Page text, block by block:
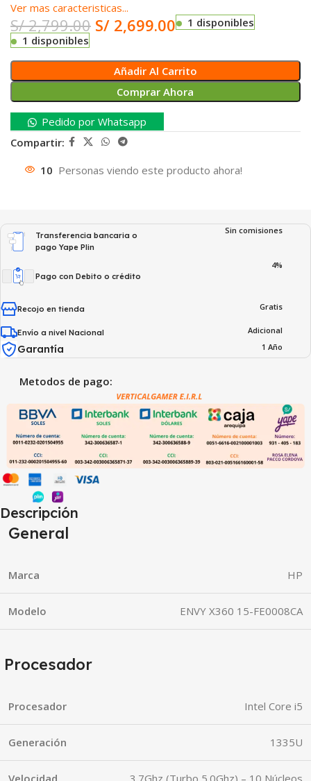
Ver mas caracteristicas...
S/2,799.00 S/ 2,699.00
1 disponibles
1 disponibles
Añadir Al Carrito
Comprar Ahora
Pedido por Whatsapp
Compartir:
10 Personas viendo este producto ahora!
Transferencia bancaria o
pago Yape Plin
Sin comisiones
Pago con Debito o crédito
4%
Recojo en tienda Gratis
Envío a nivel Nacional Adicional
Garantía 1 Año
Metodos de pago:
Descripción
General
Marca HP
Modelo ENVY X360 15-FE0008CA
Procesador
Procesador Intel Core i5
Generación 1335U
Velocidad 3.7Ghz (Turbo 5.0Ghz) – 10 Núcleos